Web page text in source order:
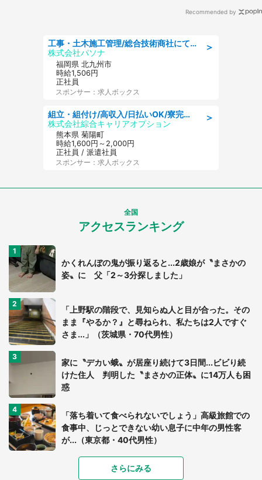
Recommended by
＞
工事・土木施工管理/総合技術商社にて施工管理のお仕事/即日勤務可/車通勤可/工事・土木施工管理/生産・品質管理
株式会社パソナ
福岡県 北九州市
時給1,506円
正社員
スポンサー：求人ボックス
＞
組立・組付け/高収入/日払いOK/寮完備/交替制/20・30・40代活躍中
株式会社綜合キャリアオプション
熊本県 菊陽町
時給1,600円～2,000円
正社員 / 派遣社員
スポンサー：求人ボックス
全国
アクセスランキング
かくれんぼの鬼が振り返ると...2歳娘が〝まさかの
姿〟に 父「2～3分探しました」
「上野駅の階段で、見知らぬ人と目が合った。その
まま『やるか？』と尋ねられ、私たちは2人ですぐ
さま...」（茨城県・70代男性）
家に〝デカい蛾〟が居座り続けて3日間...ビビり続
けた住人 判明した〝まさかの正体〟に14万人も困
惑
「落ち着いて食べられないでしょう」高級旅館での
食事中、じっとできない幼い息子に中年の男性客
が...（東京都・40代男性）
「可愛いのにホラー」「事件性を感じる」 ふわふ
さらにみる